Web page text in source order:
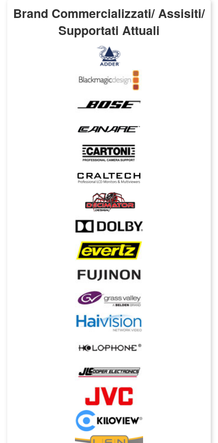
Brand Commercializzati/ Assisiti/
Supportati Attuali